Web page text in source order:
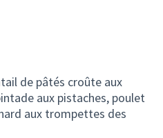
de pâtés croûte aux
aux pistaches, poulet
aux trompettes des